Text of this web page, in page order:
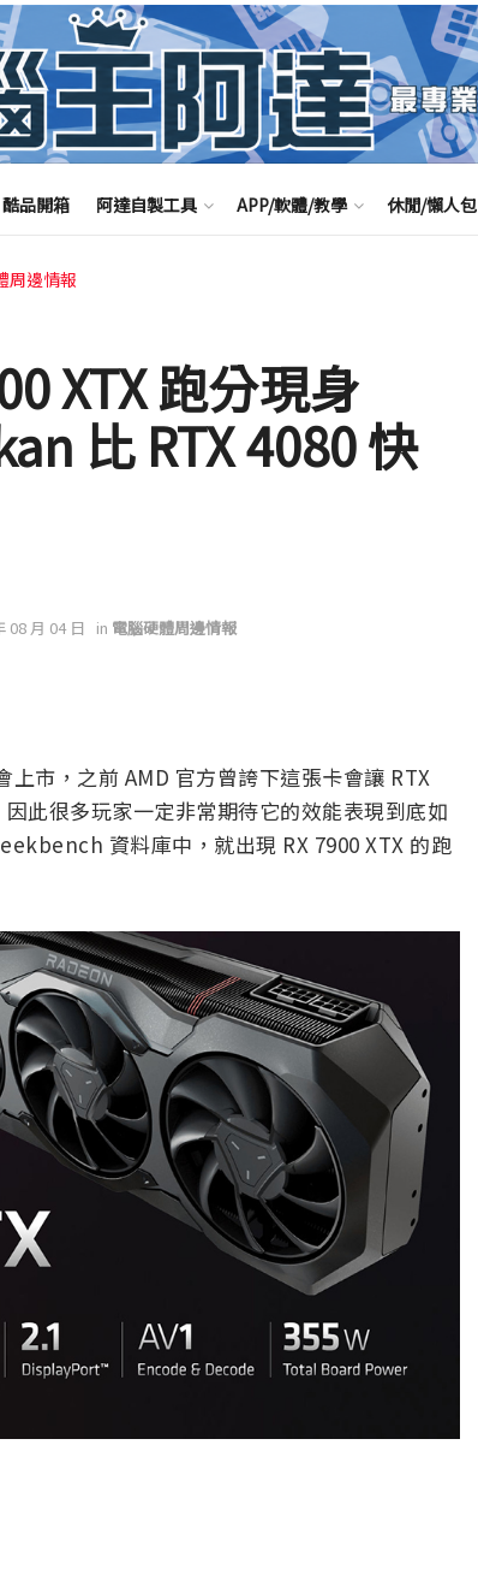
酷品開箱 阿達自製工具 APP/軟體/教學 休閒/懶人包
周邊情報
XTX 跑分現身
比 RTX 4080 快
08 月 04 日 in 電腦硬體周邊情報
市，之前 AMD 官方曾誇下這張卡會讓 RTX
此很多玩家一定非常期待它的效能表現到底如
資料庫中，就出現 RX 7900 XTX 的跑